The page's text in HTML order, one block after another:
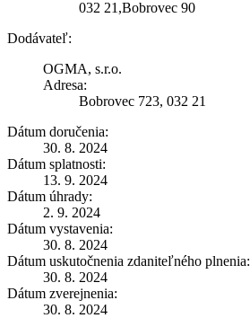
032 21,Bobrovec 90
Dodávateľ:
OGMA, s.r.o.
Adresa:
Bobrovec 723, 032 21
Dátum doručenia:
30. 8. 2024
Dátum splatnosti:
13. 9. 2024
Dátum úhrady:
2. 9. 2024
Dátum vystavenia:
30. 8. 2024
Dátum uskutočnenia zdaniteľného plnenia:
30. 8. 2024
Dátum zverejnenia:
30. 8. 2024